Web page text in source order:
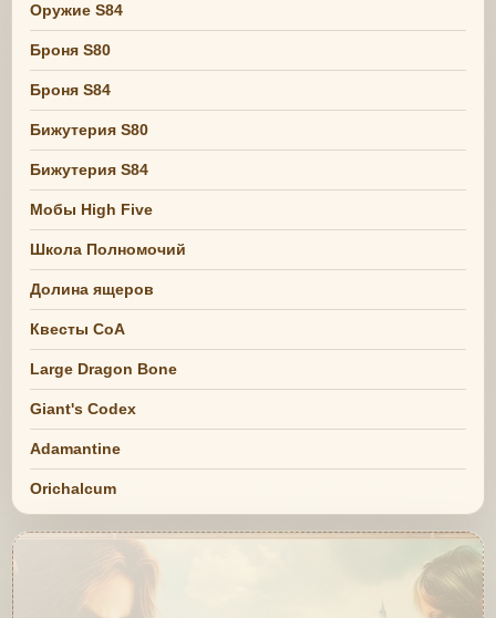
Оружие S84
Броня S80
Броня S84
Бижутерия S80
Бижутерия S84
Мобы High Five
Школа Полномочий
Долина ящеров
Квесты СоА
Large Dragon Bone
Giant's Codex
Adamantine
Orichalcum